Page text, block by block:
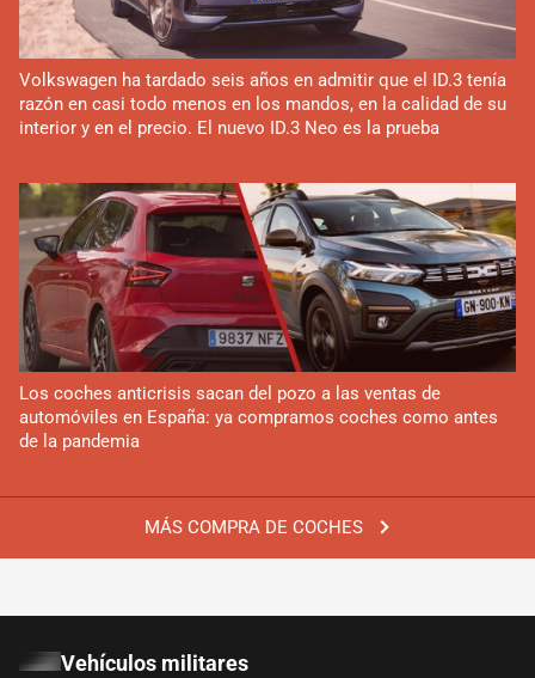
MÁS COMPRA DE COCHES
Volkswagen ha tardado seis años en admitir que el ID.3 tenía
razón en casi todo menos en los mandos, en la calidad de su
interior y en el precio. El nuevo ID.3 Neo es la prueba
Los coches anticrisis sacan del pozo a las ventas de
automóviles en España: ya compramos coches como antes
de la pandemia
Vehículos militares